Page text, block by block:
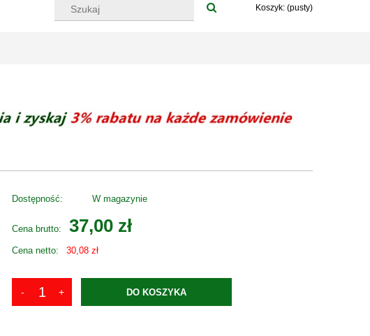
Koszyk: (pusty)
Dostępność: W magazynie
Cena brutto: 37,00 zł
Cena netto: 30,08 zł
DO KOSZYKA